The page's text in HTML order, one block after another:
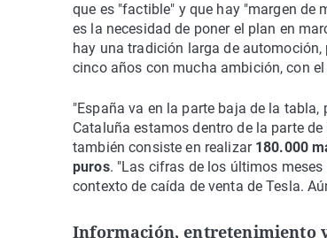
que es "factible" y que hay "margen de
es la necesidad de poner el plan en
hay una tradición larga de
cinco años con mucha ambición, con
"España va en la parte baja de la
Cataluña estamos dentro de la parte
también consiste en realizar 180.000
puros. "Las cifras de los últimos
contexto de caída de venta de Tesla.
Información, entretenimiento